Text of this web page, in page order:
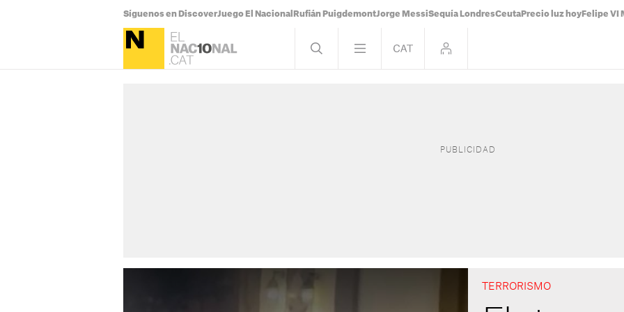
Síguenos en DiscoverJuego El Nacional Rufián PuigdemontJorge MessiSequía LondresCeuta Precio luz hoy Felipe VI
TERRORISMO